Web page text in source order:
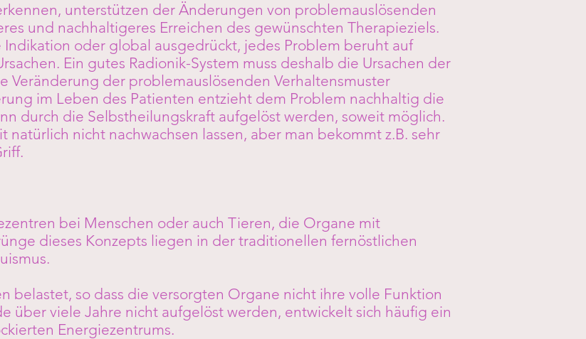
unterstützen der Änderungen von problemauslösenden
und nachhaltigeres Erreichen des gewünschten Therapieziels.
oder global ausgedrückt, jedes Problem beruht auf
Ein gutes Radionik-System muss deshalb die Ursachen der
Veränderung der problemauslösenden Verhaltensmuster
im Leben des Patienten entzieht dem Problem nachhaltig die
durch die Selbstheilungskraft aufgelöst werden, soweit möglich.
natürlich nicht nachwachsen lassen, aber man bekommt z.B. sehr
bei Menschen oder auch Tieren, die Organe mit
dieses Konzepts liegen in der traditionellen fernöstlichen
belastet, so dass die versorgten Organe nicht ihre volle Funktion
über viele Jahre nicht aufgelöst werden, entwickelt sich häufig ein
Energiezentrums.